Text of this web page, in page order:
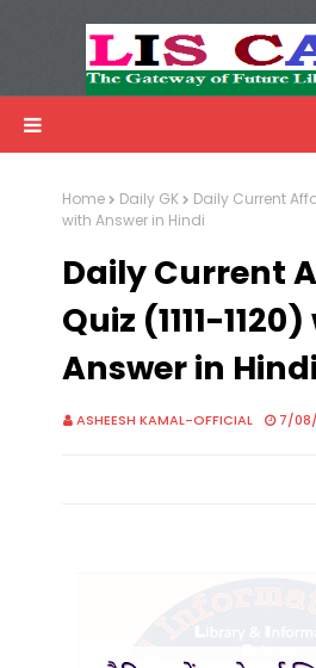
Home Daily GK
Daily Current
with Answer in Hindi
Daily Current
Quiz (1111-
Answer in Hindi
ASHEESH KAMAL-OFFICIAL 7/